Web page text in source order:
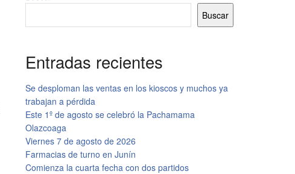
Buscar
Entradas recientes
Se desploman las ventas en los kioscos y muchos ya
trabajan a pérdida
Este 1º de agosto se celebró la Pachamama
Olazcoaga
Viernes 7 de agosto de 2026
Farmacias de turno en Junín
Comienza la cuarta fecha con dos partidos